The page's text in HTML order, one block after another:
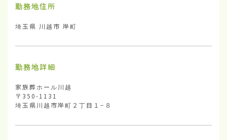
勤務地住所
埼玉県 川越市 岸町
勤務地詳細
家族葬ホール川越
〒350-1131
埼玉県川越市岸町２丁目１−８